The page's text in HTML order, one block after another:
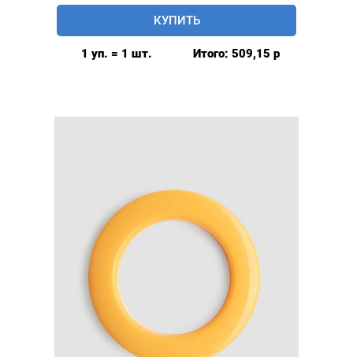
Люверсы
шторные
КУПИТЬ
1 уп. = 1 шт. Итого: 509,15 р